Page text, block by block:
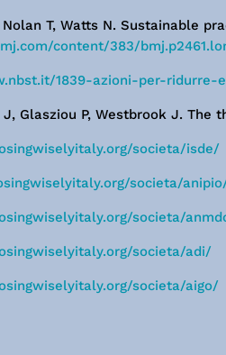
Nolan T, Watts N. Sustainable
content/383/
1839-azioni-per-
Glasziou P, Westbrook J. The
societa/isde/
societa/
societa/
societa/adi/
societa/aigo/